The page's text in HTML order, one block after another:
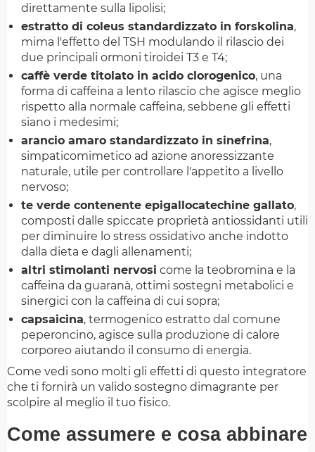
direttamente sulla lipolisi;
estratto di coleus standardizzato in forskolina,
mima l'effetto del TSH modulando il rilascio dei
due principali ormoni tiroidei T3 e T4;
caffè verde titolato in acido clorogenico, una
forma di caffeina a lento rilascio che agisce meglio
rispetto alla normale caffeina, sebbene gli effetti
siano i medesimi;
arancio amaro standardizzato in sinefrina,
simpaticomimetico ad azione anoressizzante
naturale, utile per controllare l'appetito a livello
nervoso;
te verde contenente epigallocatechine gallato,
composti dalle spiccate proprietà antiossidanti utili
per diminuire lo stress ossidativo anche indotto
dalla dieta e dagli allenamenti;
altri stimolanti nervosi come la teobromina e la
caffeina da guaranà, ottimi sostegni metabolici e
sinergici con la caffeina di cui sopra;
capsaicina, termogenico estratto dal comune
peperoncino, agisce sulla produzione di calore
corporeo aiutando il consumo di energia.
Come vedi sono molti gli effetti di questo integratore
che ti fornirà un valido sostegno dimagrante per
scolpire al meglio il tuo fisico.
Come assumere e cosa abbinare